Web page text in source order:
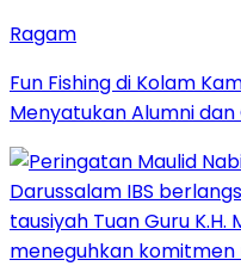
Ragam
Fun Fishing di Kolam
Menyatukan Alumni dan